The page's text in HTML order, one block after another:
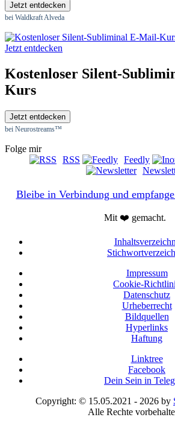
Jetzt entdecken
bei Waldkraft Alveda
Jetzt entdecken
Kostenloser Silent-
Kurs
Jetzt entdecken
bei Neurostreams™
Folge mir
RSS
Feedly
Bleibe in Verbindung und
Mit ❤️ gemacht.
Impressum
Cookie-
Datenschutz
Urheberrecht
Bildquellen
Hyperlinks
Haftung
Linktree
Facebook
Dein Sein in
Copyright: © 15.05.2021 - 2026 by
Alle Rechte